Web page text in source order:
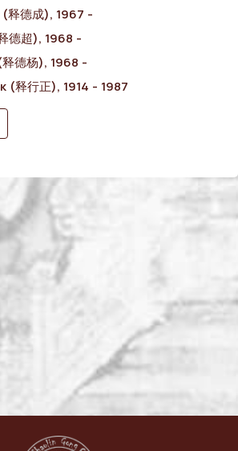
释德成), 1967 -
德超), 1968 -
德杨), 1968 -
(释行正), 1914 - 1987